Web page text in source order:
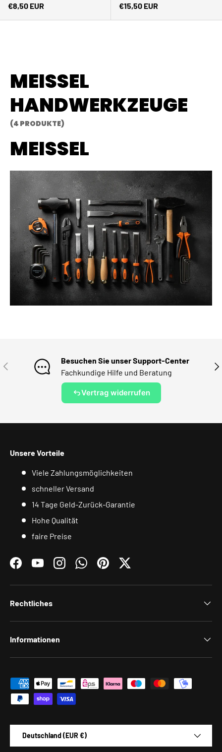
Normaler Preis
€8,50 EUR Normaler Preis
€15,50 EUR
MEISSEL H
ANDWERKZEUGE
(4 PRODUKTE)
MEISSEL
VORHERIGE
Besuchen Sie unser Support-Center
Fachkundige Hilfe und Beratung
Vertrag widerrufen
Unsere Vorteile
Viele Zahlungsmöglichkeiten
schneller Versand
14 Tage Geld-Zurück-Garantie
Hohe Qualität
faire Preise
FacebookYouTubeInstagramWhatsAppPinterestTwitter
Rechtliches
Informationen
Zahlungsmethoden
Deutschland (EUR €)